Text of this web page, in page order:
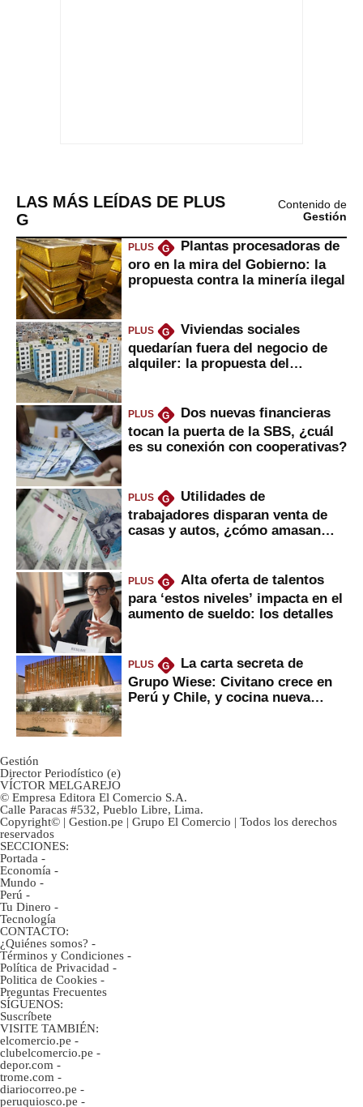
LAS MÁS LEÍDAS DE PLUS
G
Contenido de
Gestión
PLUS G
Plantas procesadoras de
oro en la mira del Gobierno: la
propuesta contra la minería ilegal
PLUS G
Viviendas sociales
quedarían fuera del negocio de
alquiler: la propuesta del
PLUS G
Dos nuevas financieras
tocan la puerta de la SBS, ¿cuál
es su conexión con cooperativas?
PLUS G
Utilidades de
trabajadores disparan venta de
casas y autos, ¿cómo amasan
PLUS G
Alta oferta de talentos
para ‘estos niveles’ impacta en el
aumento de sueldo: los detalles
PLUS G
La carta secreta de
Grupo Wiese: Civitano crece en
Perú y Chile, y cocina nueva
Gestión
Director Periodístico (e)
VÍCTOR MELGAREJO
© Empresa Editora El Comercio S.A.
Calle Paracas #532, Pueblo Libre, Lima.
Copyright© | Gestion.pe | Grupo El Comercio | Todos los derechos
reservados
SECCIONES:
Portada -
Economía -
Mundo -
Perú -
Tu Dinero -
Tecnología
CONTACTO:
¿Quiénes somos? -
Términos y Condiciones -
Política de Privacidad -
Politica de Cookies -
Preguntas Frecuentes
SÍGUENOS:
Suscríbete
VISITE TAMBIÉN:
elcomercio.pe -
clubelcomercio.pe -
depor.com -
trome.com -
diariocorreo.pe -
peruquiosco.pe -